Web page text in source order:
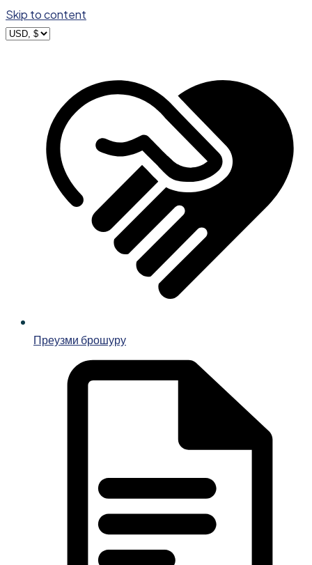
Skip to content
Преузми брошуру